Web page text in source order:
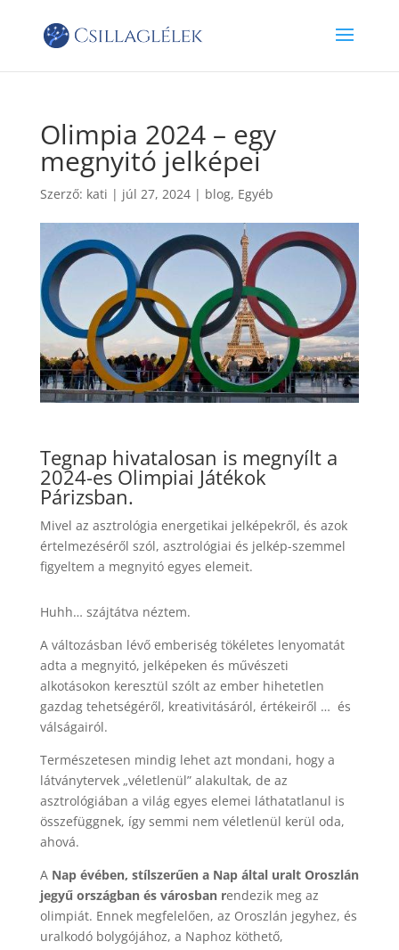
Olimpia 2024 – egy
megnyitó jelképei
Szerző: kati | júl 27, 2024| blog, Egyéb
Tegnap hivatalosan is megnyílt a
2024-es Olimpiai Játékok
Párizsban.
Mivel az asztrológia energetikai jelképekről, és azok
értelmezéséről szól, asztrológiai és jelkép-szemmel
figyeltem a megnyitó egyes elemeit.
Huhh… szájtátva néztem.
A változásban lévő emberiség tökéletes lenyomatát
adta a megnyitó, jelképeken és művészeti
alkotásokon keresztül szólt az ember hihetetlen
gazdag tehetségéről, kreativitásáról, értékeiről … és
válságairól.
Természetesen mindig lehet azt mondani, hogy a
látványtervek „véletlenül” alakultak, de az
asztrológiában a világ egyes elemei láthatatlanul is
összefüggnek, így semmi nem véletlenül kerül oda,
ahová.
A Nap évében, stílszerűen a Nap által uralt Oroszlán
jegyű országban és városban rendezik meg az
olimpiát. Ennek megfelelően, az Oroszlán jegyhez, és
uralkodó bolygójához, a Naphoz köthető,